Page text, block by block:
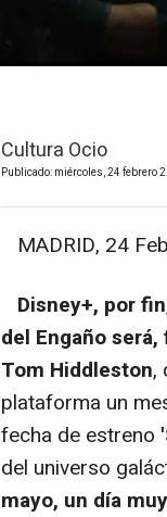
Cultura Ocio
Publicado: miércoles, 24 febrero
MADRID, 24
Disney+, por fin
del Engaño
Tom Hiddleston,
plataforma un
fecha de estreno
del universo
mayo, un día